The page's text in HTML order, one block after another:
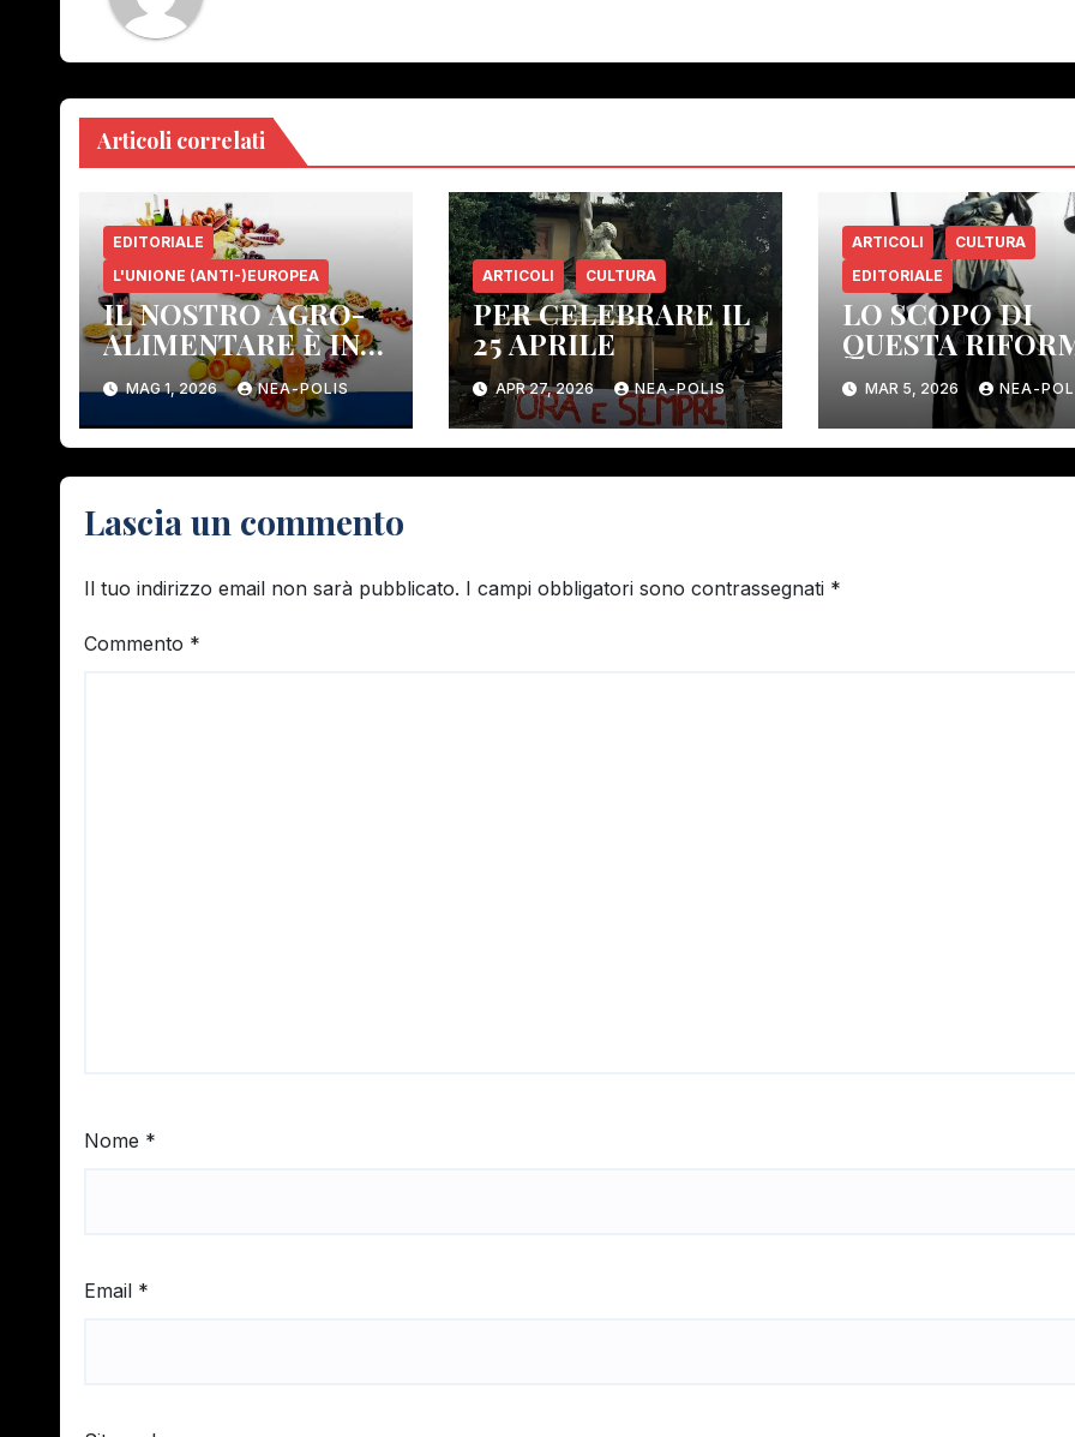
Articoli correlati
EDITORIALE
L'UNIONE (ANTI-)EUROPEA
IL NOSTRO AGRO-
ALIMENTARE È IN
PERICOLO!
MAG 1, 2026 NEA-POLIS
ARTICOLI CULTURA
PER CELEBRARE IL
25 APRILE
APR 27, 2026 NEA-POLIS
ARTICOLI
CULTURA
EDITORIALE
LO SCOPO DI
QUESTA
ELIMINARE GLI
ORGANI DI
MAR 5, 2026 NEA-
Lascia un commento
Il tuo indirizzo email non sarà pubblicato. I campi obbligatori sono contrassegnati *
Commento *
Nome *
Email *